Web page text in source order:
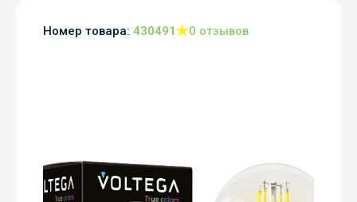
Номер товара: 430491 0 отзывов